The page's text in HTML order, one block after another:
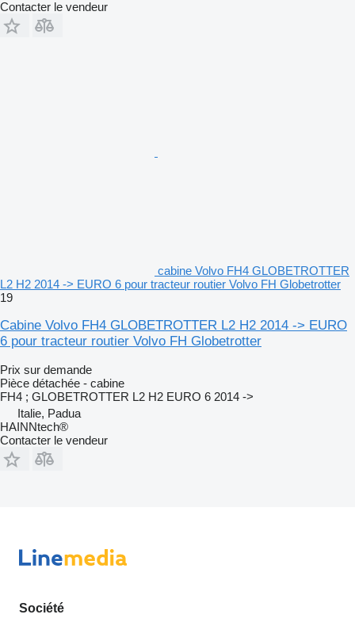
Contacter le vendeur
cabine Volvo FH4 GLOBETROTTER
L2 H2 2014 -> EURO 6 pour tracteur routier Volvo FH Globetrotter
19
Cabine Volvo FH4 GLOBETROTTER L2 H2 2014 -> EURO
6 pour tracteur routier Volvo FH Globetrotter
Prix sur demande
Pièce détachée - cabine
FH4 ; GLOBETROTTER L2 H2 EURO 6 2014 ->
Italie, Padua
HAINNtech®
Contacter le vendeur
Société